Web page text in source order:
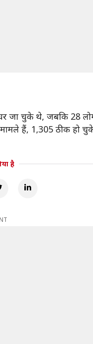
जा चुके थे, जबकि 28
हैं, 1,305 ठीक हो
है